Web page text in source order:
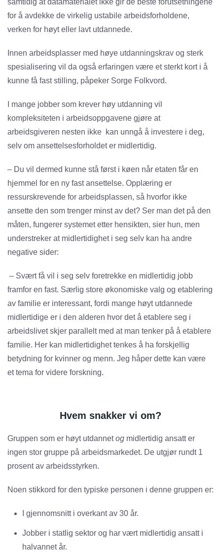
samtidig at datamaterialet ikke gir de beste forutsetningene
for å avdekke de virkelig ustabile arbeidsforholdene,
verken for høyt eller lavt utdannede.
Innen arbeidsplasser med høye utdanningskrav og sterk
spesialisering vil da også erfaringen være et sterkt kort i å
kunne få fast stilling, påpeker Sorge Folkvord.
I mange jobber som krever høy utdanning vil
kompleksiteten i arbeidsoppgavene gjøre at
arbeidsgiveren nesten ikke kan unngå å investere i deg,
selv om ansettelsesforholdet er midlertidig.
– Du vil dermed kunne stå først i køen når etaten får en
hjemmel for en ny fast ansettelse. Opplæring er
ressurskrevende for arbeidsplassen, så hvorfor ikke
ansette den som trenger minst av det? Ser man det på den
måten, fungerer systemet etter hensikten, sier hun, men
understreker at midlertidighet i seg selv kan ha andre
negative sider:
– Svært få vil i seg selv foretrekke en midlertidig jobb
framfor en fast. Særlig store økonomiske valg og etablering
av familie er interessant, fordi mange høyt utdannede
midlertidige er i den alderen hvor det å etablere seg i
arbeidslivet skjer parallelt med at man tenker på å etablere
familie. Her kan midlertidighet tenkes å ha forskjellig
betydning for kvinner og menn. Jeg håper dette kan være
et tema for videre forskning.
Hvem snakker vi om?
Gruppen som er høyt utdannetog midlertidig ansatt er
ingen stor gruppe på arbeidsmarkedet. De utgjør rundt 1
prosent av arbeidsstyrken.
Noen stikkord for den typiske personen i denne gruppen er:
I gjennomsnitt i overkant av 30 år.
Jobber i statlig sektor og har vært midlertidig ansatt i
halvannet år.